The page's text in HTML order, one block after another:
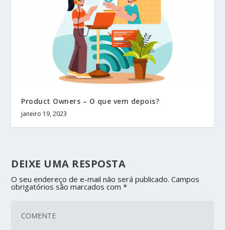
Product Owners – O que vem depois?
janeiro 19, 2023
DEIXE UMA RESPOSTA
O seu endereço de e-mail não será publicado. Campos
obrigatórios são marcados com*